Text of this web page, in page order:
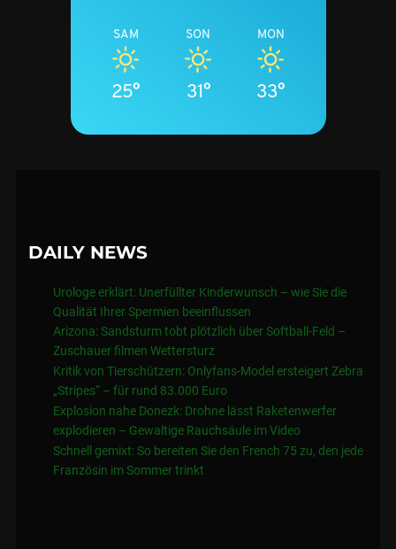
SAM
25°
SON
31°
MON
33°
DAILY NEWS
Urologe erklärt: Unerfüllter Kinderwunsch – wie Sie die
Qualität Ihrer Spermien beeinflussen
Arizona: Sandsturm tobt plötzlich über Softball-Feld –
Zuschauer filmen Wettersturz
Kritik von Tierschützern: Onlyfans-Model ersteigert Zebra
„Stripes“ – für rund 83.000 Euro
Explosion nahe Donezk: Drohne lässt Raketenwerfer
explodieren – Gewaltige Rauchsäule im Video
Schnell gemixt: So bereiten Sie den French 75 zu, den jede
Französin im Sommer trinkt